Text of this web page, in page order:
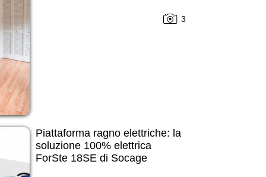
3
Piattaforma ragno elettriche: la
soluzione 100% elettrica
ForSte 18SE di Socage